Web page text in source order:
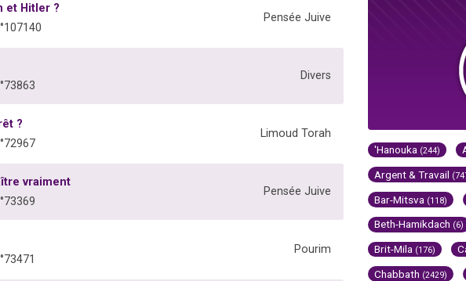
et Hitler ?
Pensée Juive
Divers
?
Limoud Torah
vraiment
Pensée Juive
Pourim
'Hanouka (244)
Argent & Travail
Bar-Mitsva (118)
Beth-Hamikdach (6)
Brit-Mila (176)
Chabbath (2429)